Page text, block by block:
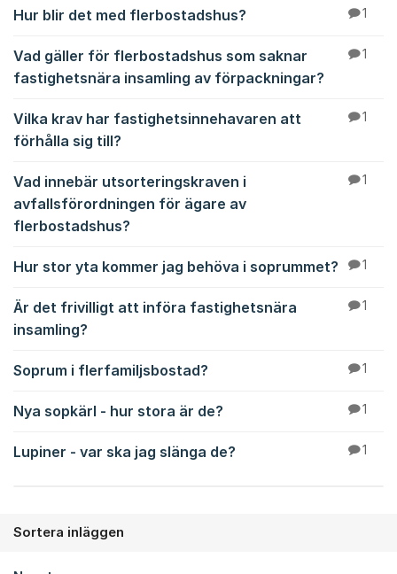
Hur blir det med flerbostadshus? 1
Vad gäller för flerbostadshus som saknar
fastighetsnära insamling av förpackningar?
1
Vilka krav har fastighetsinnehavaren att
förhålla sig till?
1
Vad innebär utsorteringskraven i
avfallsförordningen för ägare av
flerbostadshus?
1
Hur stor yta kommer jag behöva i soprummet? 1
Är det frivilligt att införa fastighetsnära
insamling?
1
Soprum i flerfamiljsbostad? 1
Nya sopkärl - hur stora är de? 1
Lupiner - var ska jag slänga de? 1
Sortera inläggen